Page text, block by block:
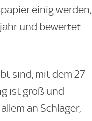
einig werden,
und bewertet
sind, mit dem 27-
ist groß und
an Schlager,